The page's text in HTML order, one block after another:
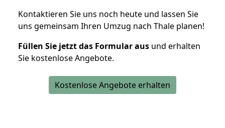
Kontaktieren Sie uns noch heute und lassen Sie
uns gemeinsam Ihren Umzug nach Thale planen!
Füllen Sie jetzt das Formular aus und erhalten
Sie kostenlose Angebote.
Kostenlose Angebote erhalten